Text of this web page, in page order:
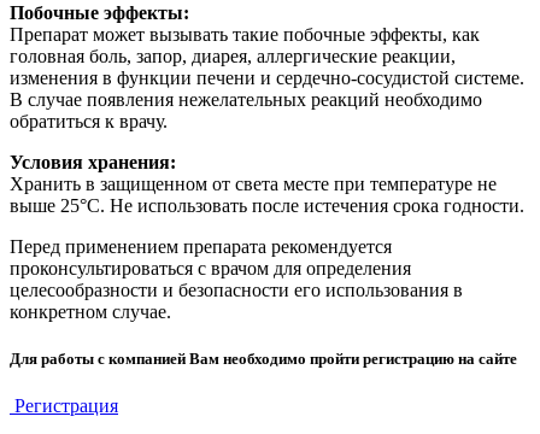
Побочные эффекты:
Препарат может вызывать такие побочные эффекты, как
головная боль, запор, диарея, аллергические реакции,
изменения в функции печени и сердечно-сосудистой системе.
В случае появления нежелательных реакций необходимо
обратиться к врачу.
Условия хранения:
Хранить в защищенном от света месте при температуре не
выше 25°C. Не использовать после истечения срока годности.
Перед применением препарата рекомендуется
проконсультироваться с врачом для определения
целесообразности и безопасности его использования в
конкретном случае.
Для работы с компанией Вам необходимо пройти регистрацию на сайте
Регистрация